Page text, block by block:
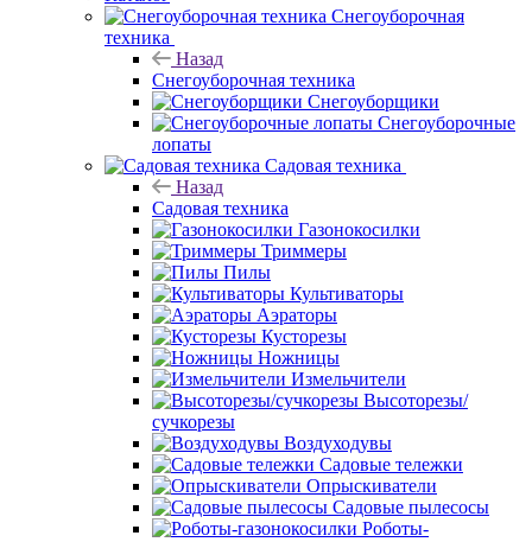
Снегоуборочная
техника
Назад
Снегоуборочная техника
Снегоуборщики
Снегоуборочные
лопаты
Садовая техника
Назад
Садовая техника
Газонокосилки
Триммеры
Пилы
Культиваторы
Аэраторы
Кусторезы
Ножницы
Измельчители
Высоторезы/
сучкорезы
Воздуходувы
Садовые тележки
Опрыскиватели
Садовые пылесосы
Роботы-